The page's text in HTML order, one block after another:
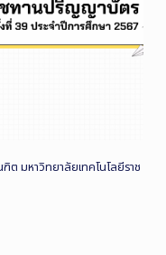
มหาวิทยาลัยเทคโนโลยีราช